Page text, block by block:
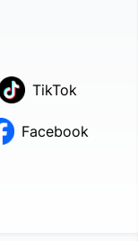
TikTok
Facebook